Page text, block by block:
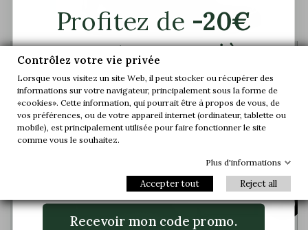
Au niveau du coup de pied, l’axe de la tige est
modifié afin de donner suffisamment d’espace
au pied et de garantir maintient et confort
Contrôlez votre vie privée
Lorsque vous visitez un site Web, il peut stocker ou récupérer des
informations sur votre navigateur, principalement sous la forme de
«cookies». Cette information, qui pourrait être à propos de vous, de
vos préférences, ou de votre appareil internet (ordinateur, tablette ou
mobile), est principalement utilisée pour faire fonctionner le site
comme vous le souhaitez.
Plus d'informations
Accepter tout Reject all
Profitez de -20€
sur votre première
commande.
Rejoignez-nous et accédez en avant-
première à nos offres exclusives et à nos
dernières nouveautés.
Recevoir mon code promo.